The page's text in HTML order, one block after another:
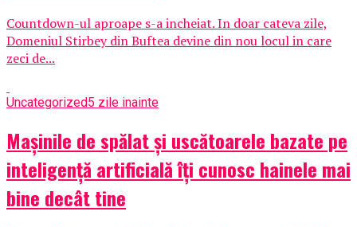
Countdown-ul aproape s-a incheiat. In doar cateva zile,
Domeniul Stirbey din Buftea devine din nou locul in care
zeci de...
Uncategorized5 zile inainte
Mașinile de spălat și uscătoarele bazate pe
inteligență artificială îți cunosc hainele mai
bine decât tine